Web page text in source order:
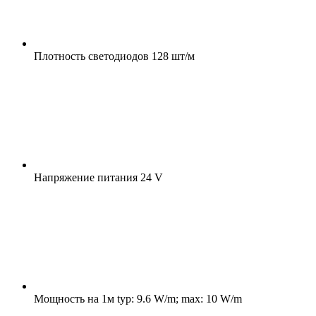
Плотность светодиодов 128 шт/м
Напряжение питания 24 V
Мощность на 1м typ: 9.6 W/m; max: 10 W/m